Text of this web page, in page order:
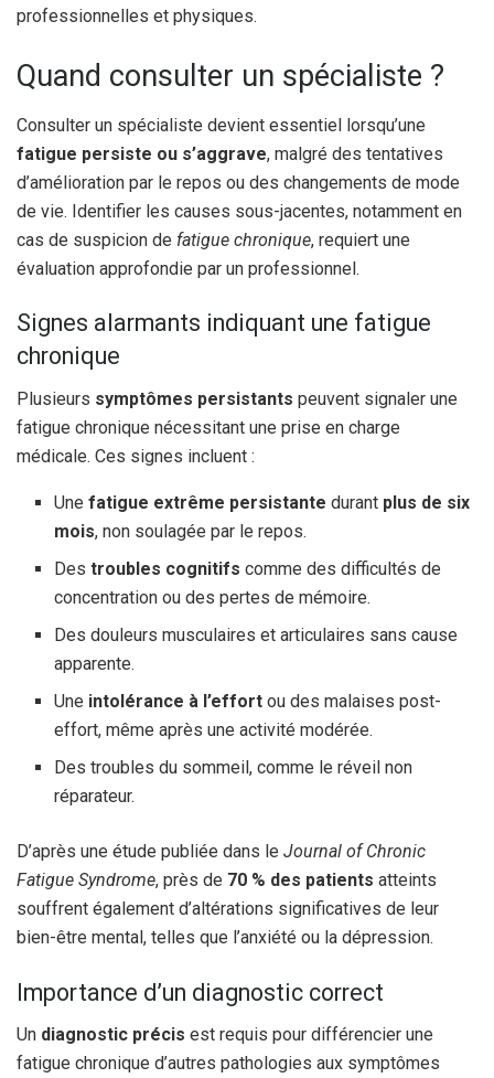
professionnelles et physiques.
Quand consulter un spécialiste ?
Consulter un spécialiste devient essentiel lorsqu’une
fatigue persiste ou s’aggrave, malgré des tentatives
d’amélioration par le repos ou des changements de mode
de vie. Identifier les causes sous-jacentes, notamment en
cas de suspicion de fatigue chronique, requiert une
évaluation approfondie par un professionnel.
Signes alarmants indiquant une fatigue
chronique
Plusieurs symptômes persistants peuvent signaler une
fatigue chronique nécessitant une prise en charge
médicale. Ces signes incluent :
Unefatigue extrême persistante durant plus de six
mois, non soulagée par le repos.
Destroubles cognitifs comme des difficultés de
concentration ou des pertes de mémoire.
Des douleurs musculaires et articulaires sans cause
apparente.
Une intolérance à l’effort ou des malaises post-
effort, même après une activité modérée.
Des troubles du sommeil, comme le réveil non
réparateur.
D’après une étude publiée dans le Journal of Chronic
Fatigue Syndrome, près de 70 % des patients atteints
souffrent également d’altérations significatives de leur
bien-être mental, telles que l’anxiété ou la dépression.
Importance d’un diagnostic correct
Un diagnostic précis est requis pour différencier une
fatigue chronique d’autres pathologies aux symptômes